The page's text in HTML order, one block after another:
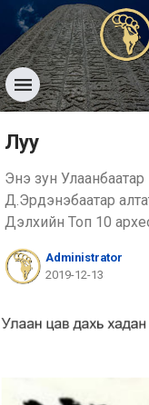
Луу
Энэ зун
Д.Эрдэнэбаатар
Дэлхийн Топ 10
Administrator
2019-12-13